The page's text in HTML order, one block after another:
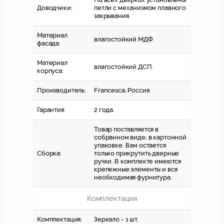
Доводчики:
петли с механизмом плавного
закрывания.
Материал
фасада:
влагостойкий МДФ.
Материал
корпуса:
влагостойкий ДСП.
Производитель: Francesca, Россия.
Гарантия: 2 года.
Сборка:
Товар поставляется в
собранном виде, в картонной
упаковке. Вам остается
только прикрутить дверные
ручки. В комплекте имеются
крепежные элементы и вся
необходимая фурнитура.
Комплектация
Комплектация: Зеркало - 1 шт.